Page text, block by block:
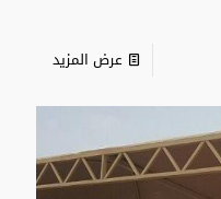
عرض المزيد